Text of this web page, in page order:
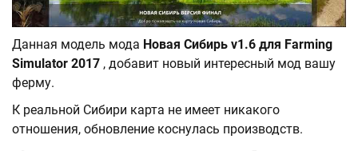
Данная модель мода Новая Сибирь v1.6 для Farming
Simulator 2017 , добавит новый интересный мод вашу
ферму.
К реальной Сибири карта не имеет никакого
отношения, обновление коснулась производств.